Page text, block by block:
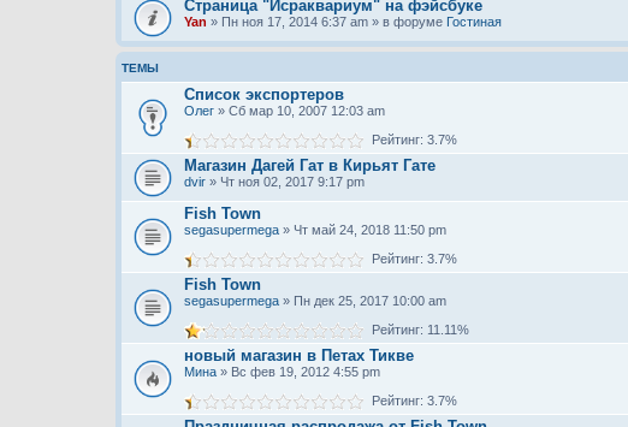
Страница "Исраквариум" на фэйсбуке
Yan » Пн ноя 17, 2014 6:37 am » в форуме Гостиная
ТЕМЫ
Список экспортеров
Олег » Сб мар 10, 2007 12:03 am
Рейтинг: 3.7%
Магазин Дагей Гат в Кирьят Гате
dvir » Чт ноя 02, 2017 9:17 pm
Fish Town
segasupermega » Чт май 24, 2018 11:50 pm
Рейтинг: 3.7%
Fish Town
segasupermega » Пн дек 25, 2017 10:00 am
Рейтинг: 11.11%
новый магазин в Петах Тикве
Мина » Вс фев 19, 2012 4:55 pm
Рейтинг: 3.7%